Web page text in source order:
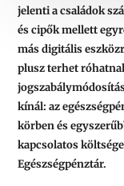
jelenti a családok
és cipők mellett
más digitális
plusz terhet
kínál: az
körben és
kapcsolatos
Egészségpénztár.